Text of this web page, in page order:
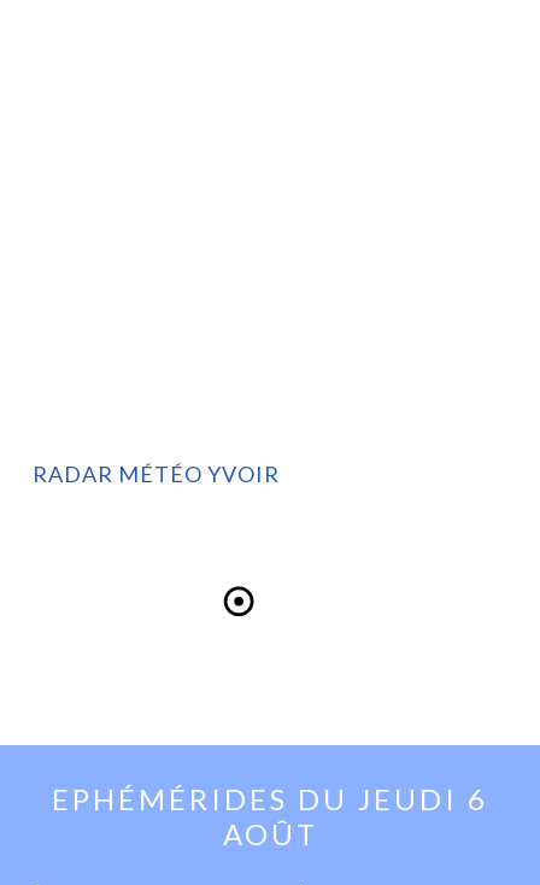
RADAR MÉTÉO YVOIR
EPHÉMÉRIDES DU JEUDI 6
AOÛT